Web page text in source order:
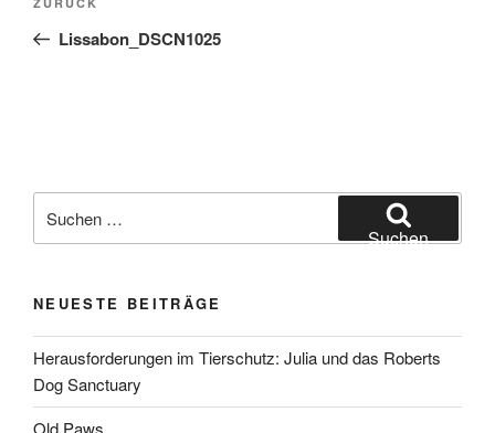
Vorheriger
BeitragLissabon_DSCN1025
nach:
Suchen
NEUESTE BEITRÄGE
Herausforderungen im Tierschutz: Julia und das Roberts
Dog Sanctuary
Old Paws